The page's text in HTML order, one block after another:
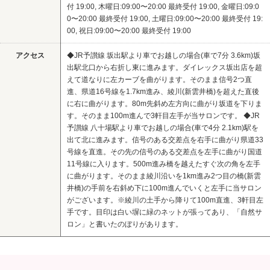
付 19:00, 木曜日:09:00〜20:00 最終受付 19:00, 金曜日:09:0
0〜20:00 最終受付 19:00, 土曜日:09:00〜20:00 最終受付 19:
00, 祝日:09:00〜20:00 最終受付 19:00
アクセス
◆JR予讃線 坂出駅より車でお越しの場合(車で7分 3.6km)坂
出駅北口から右折し東に進みます。ダイレックス坂出店を超
えて道なりに左カーブを曲がります。そのまま信号2つ直
進、県道16号線を1.7km進み、綾川(新雲井橋)を超えた直後
に右に曲がります。80m先斜め左方向に曲がり坂道を下りま
す。そのまま100m進んで3軒目左手が当サロンです。 ◆JR
予讃線 八十場駅より車でお越しの場合(車で4分 2.1km)駅を
出て北に進みます。信号のある交差点を右手に曲がり県道33
号線を直進。その先の信号のある交差点を左手に曲がり国道
11号線に入ります。500m進み橋を越えたすぐ次の角を左手
に曲がります。そのまま綾川沿いを1km進み2つ目の橋(新雲
井橋)の手前を右斜め下に100m進んでいくと左手に当サロン
がございます。※綾川の土手から降りて100m直進、3軒目左
手です。目印は白い塀に緑のネットが張ってあり、「自然サ
ロン」と書いたのぼりがあります。